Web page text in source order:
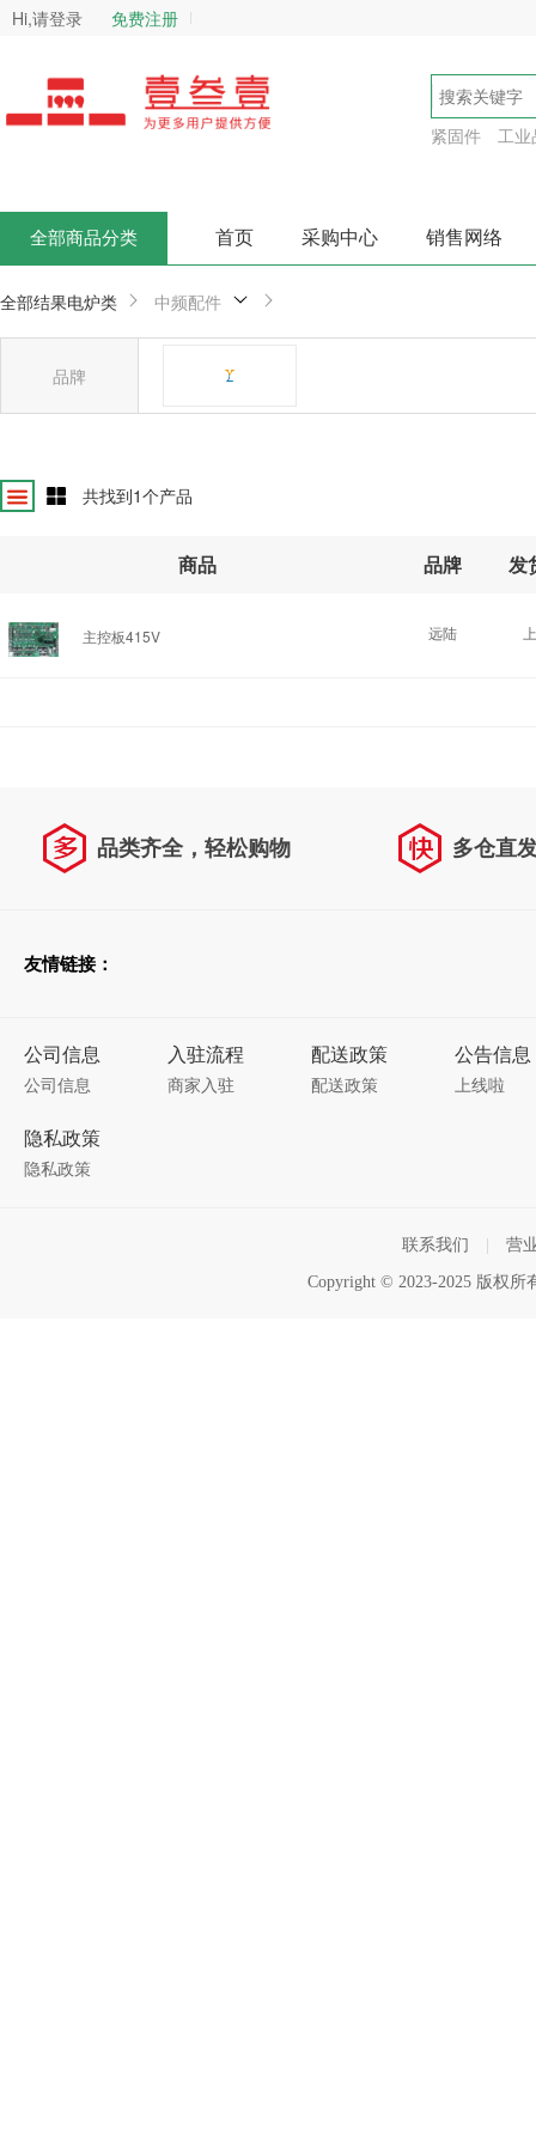
Hi,请登录 免费注册
紧固件 工业
全部商品分类 首页 采购中心 销售网络
全部结果电炉类 中频配件
品牌
远陆
共找到1个产品
商品 品牌 发
主控板415V 远陆
品类齐全，轻松购物 多仓直
友情链接：
公司信息
公司信息
入驻流程
商家入驻
配送政策
配送政策
公告信息
上线啦
隐私政策
隐私政策
联系我们 营
Copyright © 2023-2025 版权所